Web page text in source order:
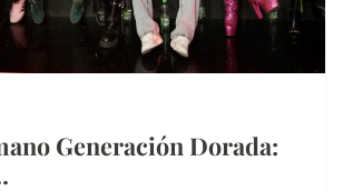
Generación Dorada: